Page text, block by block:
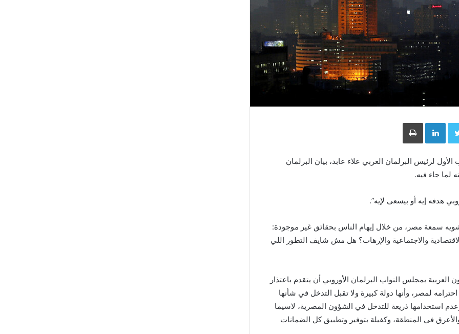
Twitter
LinkedInطباعة
لرئيس البرلمان العربي علاء عابد، بيان البرلمان
لما جاء فيه.
هدفه إيه أو بيسعى لإيه”.
سمعة مصر، من خلال إيهام الناس بحقائق غير موجودة:
والاجتماعية والإرهاب؟ هل مش شايف التطور اللي
بمجلس النواب البرلمان الأوروبي أن يتقدم باعتذار
لمصر، وأنها دولة كبيرة ولا تقبل التدخل في شأنها
استخدامها ذريعة للتدخل في الشؤون المصرية، لاسيما
في المنطقة، وكفيلة بتوفير وتطبيق كل الضمانات